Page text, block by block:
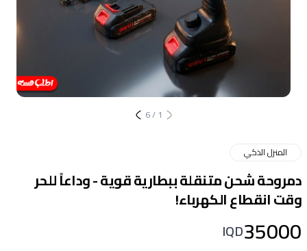
1
/
6
المنزل الذكي
دمروحة شحن متنقلة ببطارية قوية - وداعاً للحر
وقت انقطاع الكهرباء!
35000
IQD